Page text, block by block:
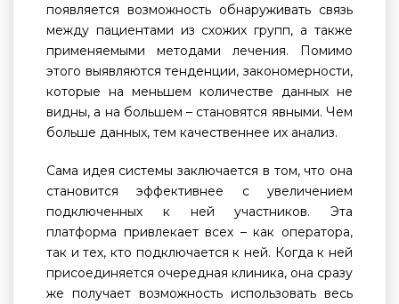
появляется возможность обнаруживать связь
между пациентами из схожих групп, а также
применяемыми методами лечения. Помимо
этого выявляются тенденции, закономерности,
которые на меньшем количестве данных не
видны, а на большем – становятся явными. Чем
больше данных, тем качественнее их анализ.
Сама идея системы заключается в том, что она
становится эффективнее с увеличением
подключенных к ней участников. Эта
платформа привлекает всех – как оператора,
так и тех, кто подключается к ней. Когда к ней
присоединяется очередная клиника, она сразу
же получает возможность использовать весь